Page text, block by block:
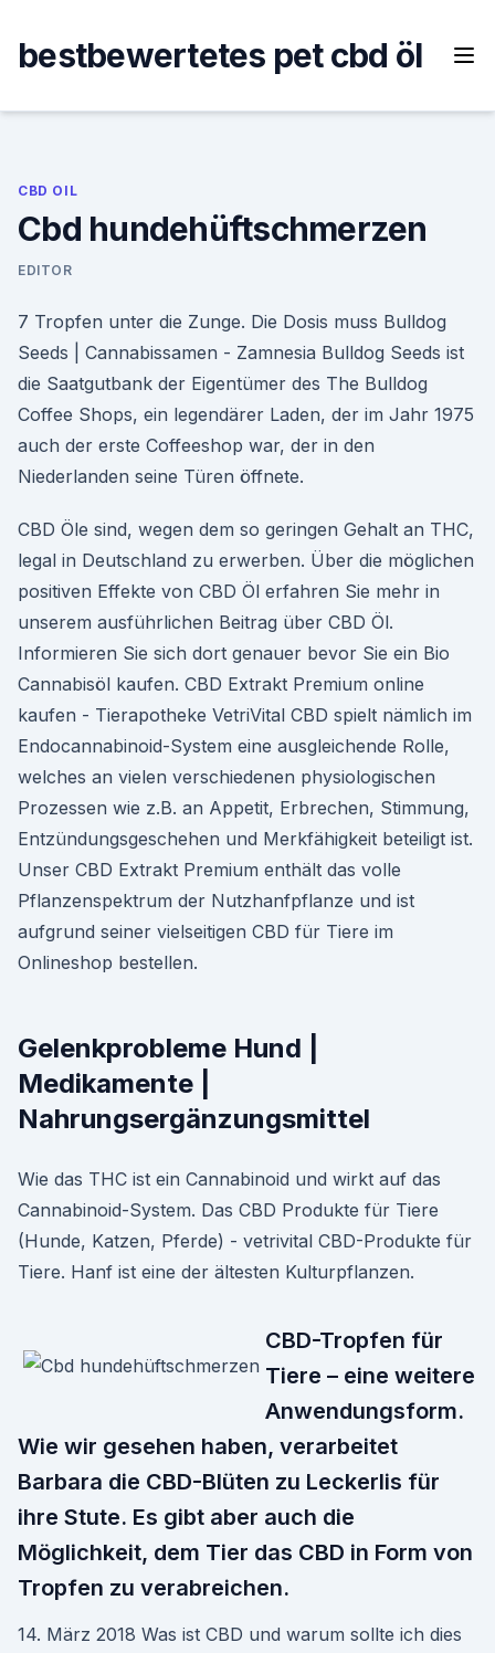
content
bestbewertetes pet cbd öl
CBD OIL
Cbd hundehüftschmerzen
EDITOR
7 Tropfen unter die Zunge. Die Dosis muss Bulldog
Seeds | Cannabissamen - Zamnesia Bulldog Seeds ist
die Saatgutbank der Eigentümer des The Bulldog
Coffee Shops, ein legendärer Laden, der im Jahr 1975
auch der erste Coffeeshop war, der in den
Niederlanden seine Türen öffnete.
CBD Öle sind, wegen dem so geringen Gehalt an THC,
legal in Deutschland zu erwerben. Über die möglichen
positiven Effekte von CBD Öl erfahren Sie mehr in
unserem ausführlichen Beitrag über CBD Öl.
Informieren Sie sich dort genauer bevor Sie ein Bio
Cannabisöl kaufen. CBD Extrakt Premium online
kaufen - Tierapotheke VetriVital CBD spielt nämlich im
Endocannabinoid-System eine ausgleichende Rolle,
welches an vielen verschiedenen physiologischen
Prozessen wie z.B. an Appetit, Erbrechen, Stimmung,
Entzündungsgeschehen und Merkfähigkeit beteiligt ist.
Unser CBD Extrakt Premium enthält das volle
Pflanzenspektrum der Nutzhanfpflanze und ist
aufgrund seiner vielseitigen CBD für Tiere im
Onlineshop bestellen.
Gelenkprobleme Hund |
Medikamente |
Nahrungsergänzungsmittel
Wie das THC ist ein Cannabinoid und wirkt auf das
Cannabinoid-System. Das CBD Produkte für Tiere
(Hunde, Katzen, Pferde) - vetrivital CBD-Produkte für
Tiere. Hanf ist eine der ältesten Kulturpflanzen.
CBD-Tropfen für
Tiere – eine weitere
Anwendungsform.
Wie wir gesehen haben, verarbeitet
Barbara die CBD-Blüten zu Leckerlis für
ihre Stute. Es gibt aber auch die
Möglichkeit, dem Tier das CBD in Form von
Tropfen zu verabreichen.
14. März 2018 Was ist CBD und warum sollte ich dies